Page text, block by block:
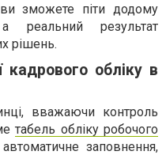
ви зможете піти додому
результат
рішень.
кадрового обліку в
вважаючи контроль
табель обліку робочого
заповнення,